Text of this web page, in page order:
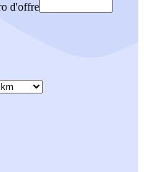
d'offre